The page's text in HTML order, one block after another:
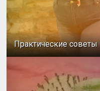
Практические